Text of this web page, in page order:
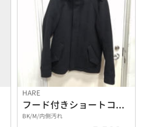
HARE
フード付きショートコート
BK/M/内側汚れ